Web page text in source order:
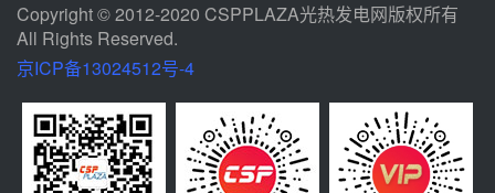
Copyright © 2012-2020 CSPPLAZA光热发电网版权所有
All Rights Reserved.
京ICP备13024512号-4